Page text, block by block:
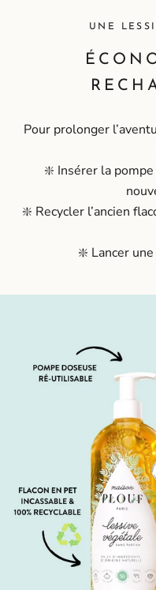
UNE
Pour prolonger
❇️ Insérer la
❇️ Recycler l’ancien
❇️ Lancer